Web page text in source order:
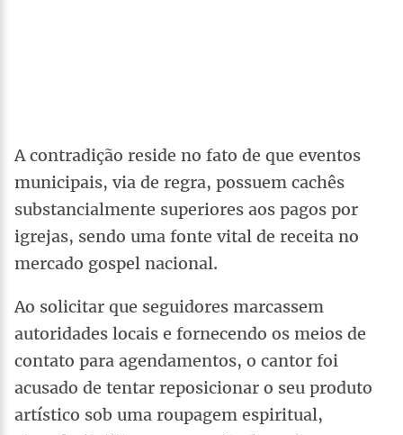
A contradição reside no fato de que eventos
municipais, via de regra, possuem cachês
substancialmente superiores aos pagos por
igrejas, sendo uma fonte vital de receita no
mercado gospel nacional.
Ao solicitar que seguidores marcassem
autoridades locais e fornecendo os meios de
contato para agendamentos, o cantor foi
acusado de tentar reposicionar o seu produto
artístico sob uma roupagem espiritual,